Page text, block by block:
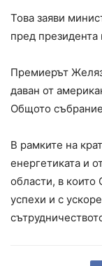
Това заяви
пред
Премиерът
даван от
Общото
В рамките на
енергетиката и
области, в
успехи и с